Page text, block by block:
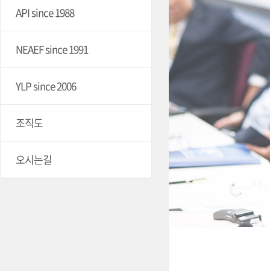
API since 1988
NEAEF since 1991
YLP since 2006
조직도
오시는길